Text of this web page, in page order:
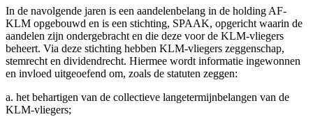
In de navolgende jaren is een aandelenbelang in de holding AF-
KLM opgebouwd en is een stichting, SPAAK, opgericht waarin de
aandelen zijn ondergebracht en die deze voor de KLM-vliegers
beheert. Via deze stichting hebben KLM-vliegers zeggenschap,
stemrecht en dividendrecht. Hiermee wordt informatie ingewonnen
en invloed uitgeoefend om, zoals de statuten zeggen:
a. het behartigen van de collectieve langetermijnbelangen van de
KLM-vliegers;